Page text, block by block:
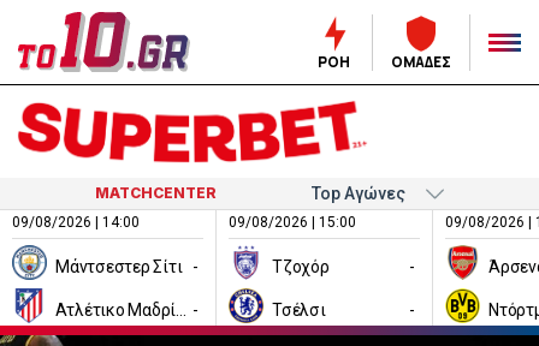
ΡΟΗ ΟΜΑΔΕΣ
MATCHCENTER
09/08/2026 | 14:00
Μάντσεστερ Σίτι -
-
09/08/2026 | 15:00
Τζοχόρ -
Τσέλσι -
09/08/2026 |